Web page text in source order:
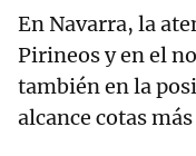
En Navarra, la
Pirineos y en el
también en la
alcance cotas